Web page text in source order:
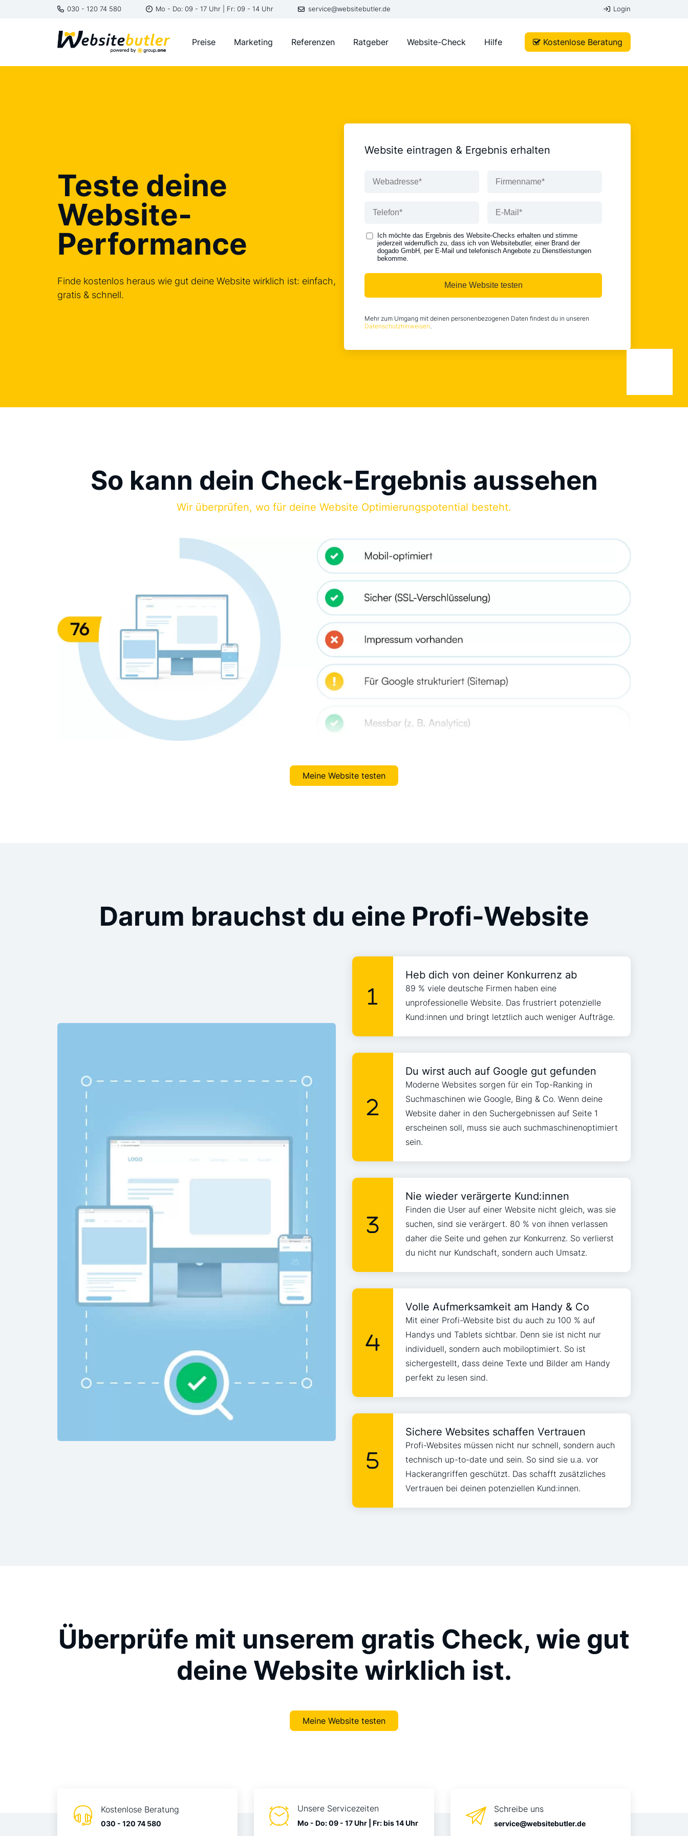
030 - 120 74 580 Mo - Do: 09 - 17 Uhr | Fr: 09 - 14 Uhr service@websitebutler.de Login
Preise Marketing Referenzen Ratgeber Website-Check Hilfe Kostenlose Beratung
Teste deine
Website-
Performance
Finde kostenlos heraus wie gut deine Website wirklich ist: einfach,
gratis & schnell.
Website eintragen & Ergebnis erhalten
Ich möchte das Ergebnis des Website-Checks erhalten und stimme
jederzeit widerruflich zu, dass ich von Websitebutler, einer Brand der
dogado GmbH, per E-Mail und telefonisch Angebote zu Dienstleistungen
bekomme.
Meine Website testen
Mehr zum Umgang mit deinen personenbezogenen Daten findest du in unseren
Datenschutzhinweisen
So kann dein Check-Ergebnis aussehen
Wir überprüfen, wo für deine Website Optimierungspotential besteht.
Meine Website testen
Darum brauchst du eine Profi-Website
Heb dich von deiner Konkurrenz ab
89 % viele deutsche Firmen haben eine
unprofessionelle Website. Das frustriert potenzielle
Kund:innen und bringt letztlich auch weniger Aufträge.
Du wirst auch auf Google gut gefunden
Moderne Websites sorgen für ein Top-Ranking in
Suchmaschinen wie Google, Bing & Co. Wenn deine
Website daher in den Suchergebnissen auf Seite 1
erscheinen soll, muss sie auch suchmaschinenoptimiert
sein.
Nie wieder verärgerte Kund:innen
Finden die User auf einer Website nicht gleich, was sie
suchen, sind sie verärgert. 80 % von ihnen verlassen
daher die Seite und gehen zur Konkurrenz. So verlierst
du nicht nur Kundschaft, sondern auch Umsatz.
Volle Aufmerksamkeit am Handy & Co
Mit einer Profi-Website bist du auch zu 100 % auf
Handys und Tablets sichtbar. Denn sie ist nicht nur
individuell, sondern auch mobiloptimiert. So ist
sichergestellt, dass deine Texte und Bilder am Handy
perfekt zu lesen sind.
Sichere Websites schaffen Vertrauen
Profi-Websites müssen nicht nur schnell, sondern auch
technisch up-to-date und sein. So sind sie u.a. vor
Hackerangriffen geschützt. Das schafft zusätzliches
Vertrauen bei deinen potenziellen Kund:innen.
Überprüfe mit unserem gratis Check, wie gut
deine Website wirklich ist.
Meine Website testen
Kostenlose Beratung
030 - 120 74 580
Unsere Servicezeiten
Mo - Do: 09 - 17 Uhr | Fr: bis 14 Uhr
Schreibe uns
service@websitebutler.de